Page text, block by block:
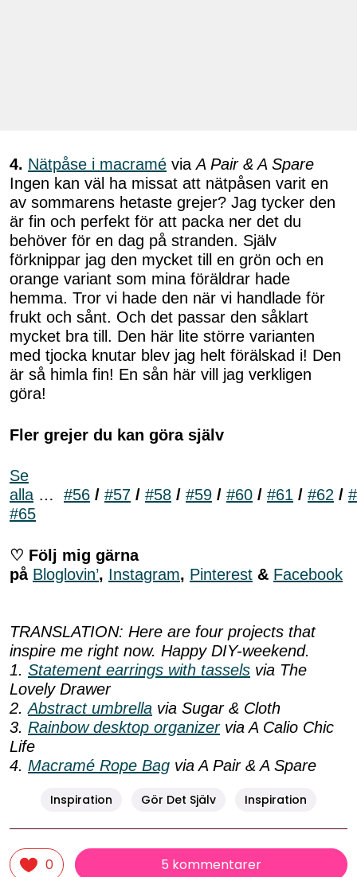
4. Nätpåse i macramé viaA Pair & A Spare
Ingen kan väl ha missat att nätpåsen varit en
av sommarens hetaste grejer? Jag tycker den
är fin och perfekt för att packa ner det du
behöver för en dag på stranden. Själv
förknippar jag den mycket till en grön och en
orange variant som mina föräldrar hade
hemma. Tror vi hade den när vi handlade för
frukt och sånt. Och det passar den såklart
mycket bra till. Den här lite större varianten
med tjocka knutar blev jag helt förälskad i! Den
är så himla fin! En sån här vill jag verkligen
göra!
Fler grejer du kan göra själv
Se
alla … #56 / #57 / #58 / #59 / #60 / #61 / #62 /
#65
♡ Följ mig gärna
på Bloglovin’, Instagram, Pinterest & Facebook
TRANSLATION: Here are four projects that
inspire me right now. Happy DIY-weekend.
1. Statement earrings with tassels via The
Lovely Drawer
2.Abstract umbrella via Sugar & Cloth
3. Rainbow desktop organizervia A Calio Chic
Life
4. Macramé Rope Bag via A Pair & A Spare
Inspiration Gör Det Själv Inspiration
0 5 kommentarer